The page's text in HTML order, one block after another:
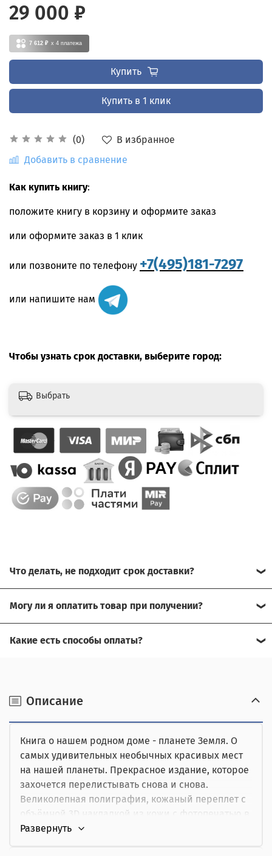
(0)
В избранное
Добавить в сравнение
29 000 ₽
7 612 ₽ x 4 платежа
Купить
Купить в 1 клик
Как купить книгу:
положите книгу в корзину и оформите заказ
или оформите заказ в 1 клик
или позвоните по телефону +7(495)181-7297
или напишите нам
Чтобы узнать срок доставки, выберите город:
Выбрать
помочь.
наличными при получении,
картой курьеру.
Описание
Книга о нашем родном доме - планете Земля. О
самых удивительных необычных красивых мест
на нашей планеты. Прекрасное издание, которое
захочется перелистывать снова и снова.
Великолепная полиграфия, кожаный переплет с
объёмной 3D накладкой из кожи с фотопечатью в
виде компаса, деревянные художественные